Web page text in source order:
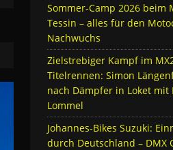
Sommer-Camp 2026 beim
Tessin – alles für den
Nachwuchs
Zielstrebiger Kampf im
Titelrennen: Simon
nach Dämpfer in Loket mit
Lommel
Johannes-Bikes Suzuki:
durch Deutschland – DMX